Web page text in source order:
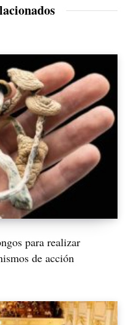
I
para realizar
de acción